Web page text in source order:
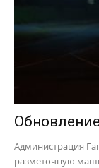
Администрация
разметочную